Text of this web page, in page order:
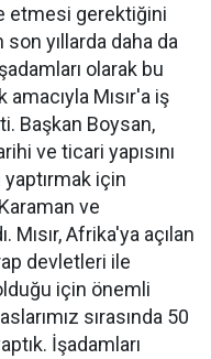
etmesi gerektiğini
yıllarda daha da
olarak bu
Mısır'a iş
Başkan Boysan,
ve ticari yapısını
için
ve
Mısır, Afrika'ya açılan
devletleri ile
için önemli
sırasında 50
İşadamları